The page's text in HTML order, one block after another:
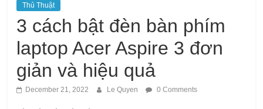
Thủ Thuật
3 cách bật đèn bàn phím
laptop Acer Aspire 3 đơn
giản và hiệu quả
December 21, 2022 Le Quyen 0 Comments